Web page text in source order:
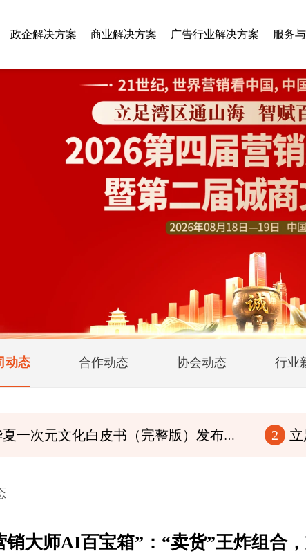
政企解决方案
智慧乡村 垃圾分类
商业解决方案
旅游行业 美容行业
广告行业解决方案 服务
动态 合作动态 协会动态 行业
化白皮书（完整版）发布！传华夏文脉，行至诚商道 2 立
销大师AI百宝箱”：“卖货”王炸组合